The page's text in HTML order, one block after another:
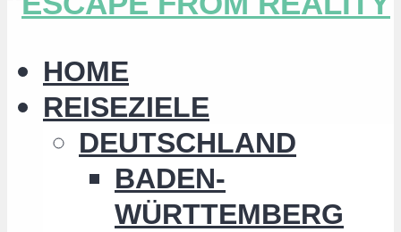
HOME
REISEZIELE
DEUTSCHLAND
BADEN-
WÜRTTEMBERG